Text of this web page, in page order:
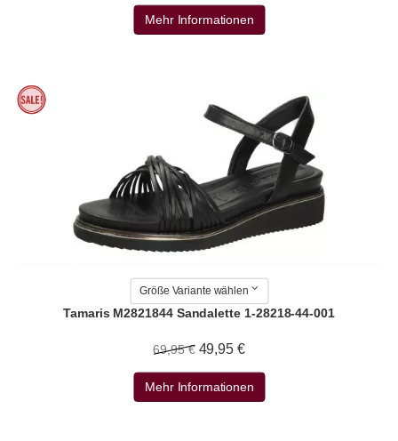
Mehr Informationen
Größe Variante wählen
Tamaris M2821844 Sandalette 1-28218-44-001
69,95 € 49,95 €
Mehr Informationen